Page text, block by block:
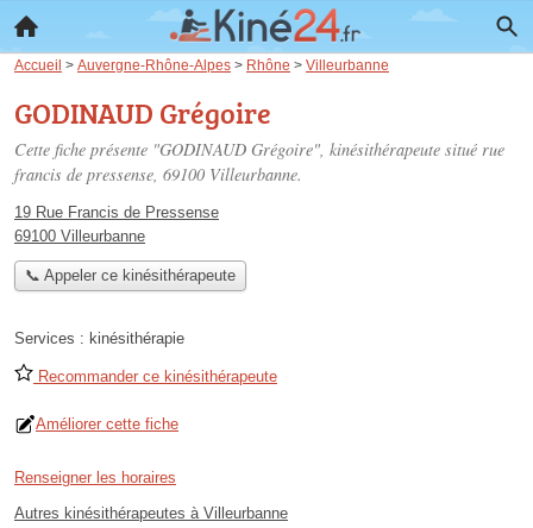
Accueil > Auvergne-Rhône-Alpes > Rhône > Villeurbanne
GODINAUD Grégoire
Cette fiche présente "GODINAUD Grégoire", kinésithérapeute situé rue
francis de pressense, 69100 Villeurbanne.
19 Rue Francis de Pressense
69100 Villeurbanne
📞 Appeler ce kinésithérapeute
Services : kinésithérapie
Recommander ce kinésithérapeute
Améliorer cette fiche
Renseigner les horaires
Autres kinésithérapeutes à Villeurbanne